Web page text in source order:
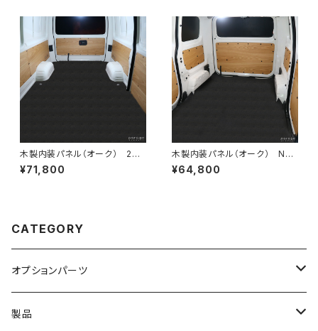
木製内装パネル（オーク） 200
系ハイエースバンDXロング標
準ボディ4ドア用
¥71,800
木製内装パネル（オーク） NV2
00バネットスタンダード専用
¥64,800
CATEGORY
オプションパーツ
200系ハイエースDX
製品